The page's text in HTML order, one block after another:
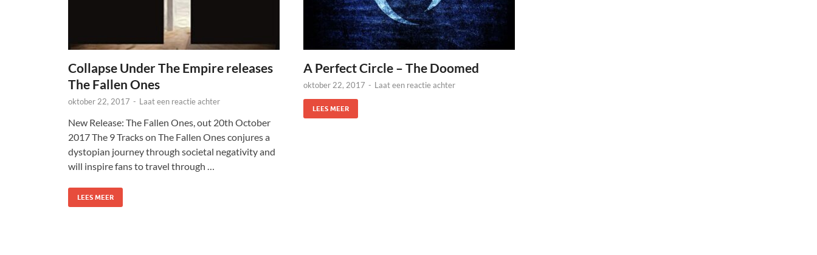
Collapse Under The Empire releases
The Fallen Ones
oktober 22, 2017 - Laat een reactie achter
New Release: The Fallen Ones, out 20th October
2017 The 9 Tracks on The Fallen Ones conjures a
dystopian journey through societal negativity and
will inspire fans to travel through …
LEES MEER
A Perfect Circle – The Doomed
oktober 22, 2017 - Laat een reactie achter
LEES MEER